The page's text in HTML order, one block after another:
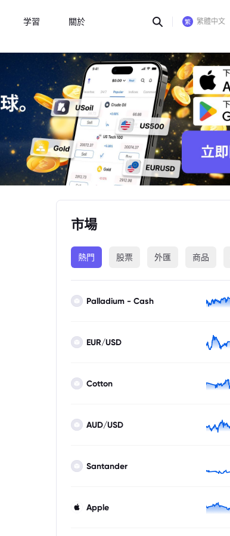
学習 關於 繁體中文
市場
熱門 股票 外匯 商品
Palladium - Cash
EUR/USD
Cotton
AUD/USD
Santander
Apple